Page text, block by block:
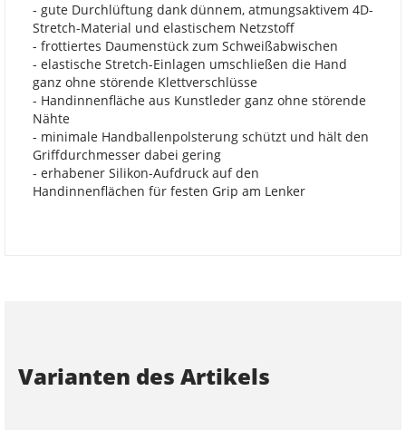
- gute Durchlüftung dank dünnem, atmungsaktivem 4D-
Stretch-Material und elastischem Netzstoff
- frottiertes Daumenstück zum Schweißabwischen
- elastische Stretch-Einlagen umschließen die Hand
ganz ohne störende Klettverschlüsse
- Handinnenfläche aus Kunstleder ganz ohne störende
Nähte
- minimale Handballenpolsterung schützt und hält den
Griffdurchmesser dabei gering
- erhabener Silikon-Aufdruck auf den
Handinnenflächen für festen Grip am Lenker
Varianten des Artikels